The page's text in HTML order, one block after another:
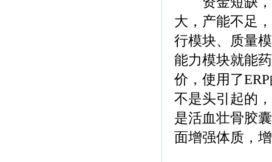
大，产能不足
行模块、质量
能力模块就能
价，使用了
不是头引起的
是活血壮骨胶
面增强体质，